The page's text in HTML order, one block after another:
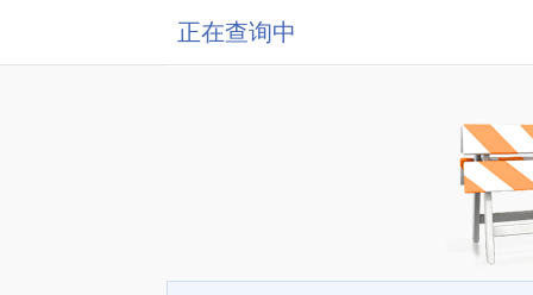
正在查询中